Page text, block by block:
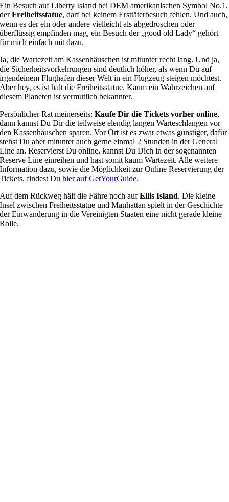
Ein Besuch auf Liberty Island bei DEM amerikanischen Symbol No.1,
derFreiheitsstatue, darf bei keinem Ersttäterbesuch fehlen. Und auch,
wenn es der ein oder andere vielleicht als abgedroschen oder
überflüssig empfinden mag, ein Besuch der „good old Lady“ gehört
für mich einfach mit dazu.
Ja, die Wartezeit am Kassenhäuschen ist mitunter recht lang. Und ja,
die Sicherheitsvorkehrungen sind deutlich höher, als wenn Du auf
irgendeinem Flughafen dieser Welt in ein Flugzeug steigen möchtest.
Aber hey, es ist halt die Freiheitsstatue. Kaum ein Wahrzeichen auf
diesem Planeten ist vermutlich bekannter.
Persönlicher Rat meinerseits: Kaufe Dir die Tickets vorher online,
dann kannst Du Dir die teilweise elendig langen Warteschlangen vor
den Kassenhäuschen sparen. Vor Ort ist es zwar etwas günstiger, dafür
stehst Du aber mitunter auch gerne einmal 2 Stunden in der General
Line an. Reservierst Du online, kannst Du Dich in der sogenannten
Reserve Line einreihen und hast somit kaum Wartezeit. Alle weitere
Information dazu, sowie die Möglichkeit zur Online Reservierung der
Tickets, findest Duhier auf GetYourGuide.
Auf dem Rückweg hält die Fähre noch aufEllis Island. Die kleine
Insel zwischen Freiheitsstatue und Manhattan spielt in der Geschichte
der Einwanderung in die Vereinigten Staaten eine nicht gerade kleine
Rolle.